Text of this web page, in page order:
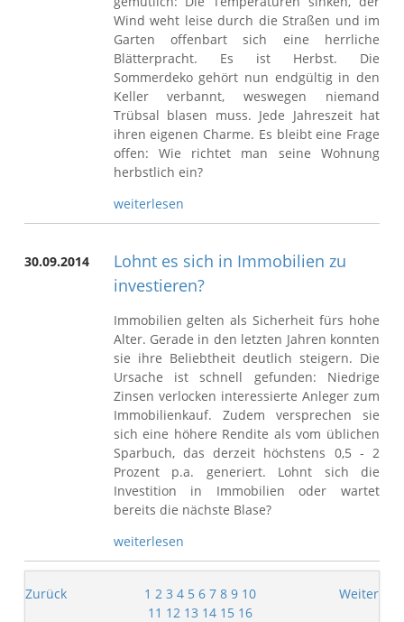
Wind weht leise durch die Straßen und im
Garten offenbart sich eine herrliche
Blätterpracht. Es ist Herbst. Die
Sommerdeko gehört nun endgültig in den
Keller verbannt, weswegen niemand
Trübsal blasen muss. Jede Jahreszeit hat
ihren eigenen Charme. Es bleibt eine Frage
offen: Wie richtet man seine Wohnung
herbstlich ein?
weiterlesen
30.09.2014
Lohnt es sich in Immobilien zu
investieren?
Immobilien gelten als Sicherheit fürs hohe
Alter. Gerade in den letzten Jahren konnten
sie ihre Beliebtheit deutlich steigern. Die
Ursache ist schnell gefunden: Niedrige
Zinsen verlocken interessierte Anleger zum
Immobilienkauf. Zudem versprechen sie
sich eine höhere Rendite als vom üblichen
Sparbuch, das derzeit höchstens 0,5 - 2
Prozent p.a. generiert. Lohnt sich die
Investition in Immobilien oder wartet
bereits die nächste Blase?
weiterlesen
Zurück 1 2 3 4 5 6 7 8 9 10
11 12 13 14 15 16
Weiter